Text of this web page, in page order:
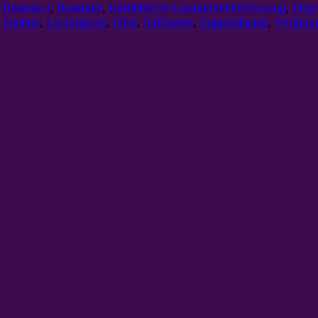
Basenkur, Basentee, Betriebliche Gesundheitsförderung,
leichter, Leichtigkeit, Obst, Saftfasten, Suppenfasten,